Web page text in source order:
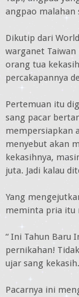
angpao malahan
Dikutip dari
warganet
orang tua
percakapannya
Pertemuan itu
sang pacar
mempersiapkan
menyebut akan
kekasihnya,
juta. Jadi kalau
Yang
meminta pria itu
“ Ini Tahun Baru
pernikahan!
ujar sang kekasih.
Pacarnya ini